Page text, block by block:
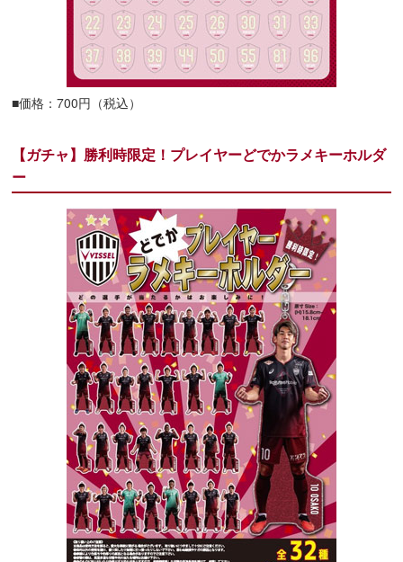
■価格：700円（税込）
【ガチャ】勝利時限定！プレイヤーどでかラメキーホルダ
ー